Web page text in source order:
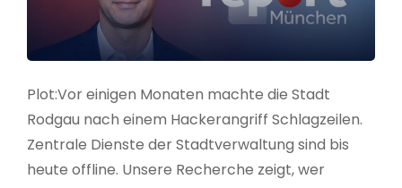
Plot:Vor einigen Monaten machte die Stadt
Rodgau nach einem Hackerangriff Schlagzeilen.
Zentrale Dienste der Stadtverwaltung sind bis
heute offline. Unsere Recherche zeigt, wer